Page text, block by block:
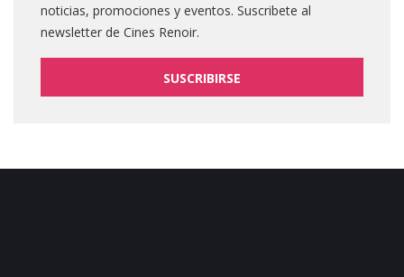
noticias, promociones y eventos. Suscribete al
newsletter de Cines Renoir.
SUSCRIBIRSE